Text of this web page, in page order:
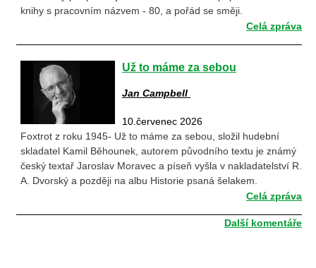
knihy s pracovním názvem - 80, a pořád se směji.
Celá zpráva
Už to máme za sebou
Jan Campbell
10.červenec 2026
Foxtrot z roku 1945- Už to máme za sebou, složil hudební
skladatel Kamil Běhounek, autorem původního textu je známý
český textař Jaroslav Moravec a píseň vyšla v nakladatelství R.
A. Dvorský a později na albu Historie psaná šelakem.
Celá zpráva
Další komentáře